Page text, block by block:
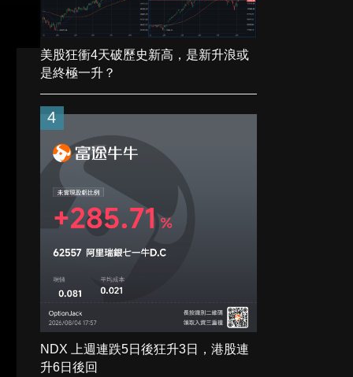
美股狂衝4天破歷史新高，是新升浪或
是終極一升？
4
NDX 上週連跌5日後狂升3日，港股連
升6日後回